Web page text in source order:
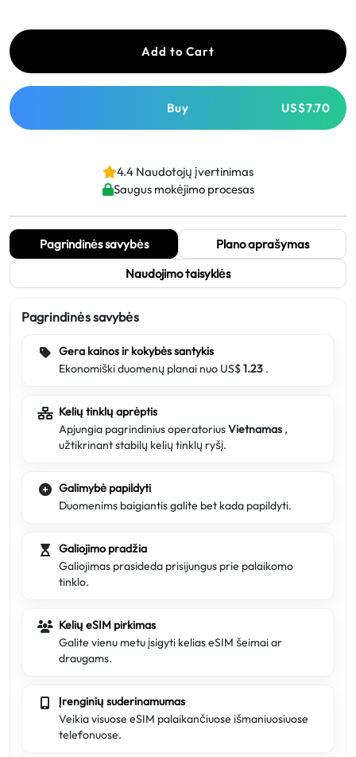
Add to Cart
Buy US$7.70
4.4 Naudotojų įvertinimas
Saugus mokėjimo procesas
Pagrindinės savybės
Plano aprašymas
Naudojimo taisyklės
Pagrindinės savybės
Gera kainos ir kokybės santykis
Ekonomiški duomenų planai nuo US$1.23 .
Kelių tinklų aprėptis
Apjungia pagrindinius operatoriusVietnamas ,
užtikrinant stabilų kelių tinklų ryšį.
Galimybė papildyti
Duomenims baigiantis galite bet kada papildyti.
Galiojimo pradžia
Galiojimas prasideda prisijungus prie palaikomo
tinklo.
Kelių eSIM pirkimas
Galite vienu metu įsigyti kelias eSIM šeimai ar
draugams.
Įrenginių suderinamumas
Veikia visuose eSIM palaikančiuose išmaniuosiuose
telefonuose.